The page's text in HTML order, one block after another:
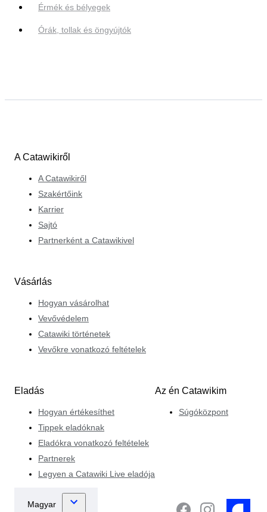
Érmék és bélyegek
Órák, tollak és öngyújtók
A Catawikiről
A Catawikiről
Szakértőink
Karrier
Sajtó
Partnerként a Catawikivel
Vásárlás
Hogyan vásárolhat
Vevővédelem
Catawiki történetek
Vevőkre vonatkozó feltételek
Eladás
Hogyan értékesíthet
Tippek eladóknak
Eladókra vonatkozó feltételek
Partnerek
Legyen a Catawiki Live eladója
Az én Catawikim
Súgóközpont